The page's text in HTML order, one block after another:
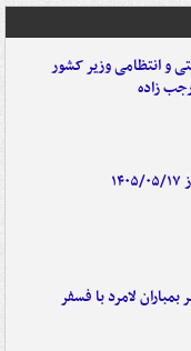
و انتظامی وزیر کشور
زاده
لامرد با فسفر